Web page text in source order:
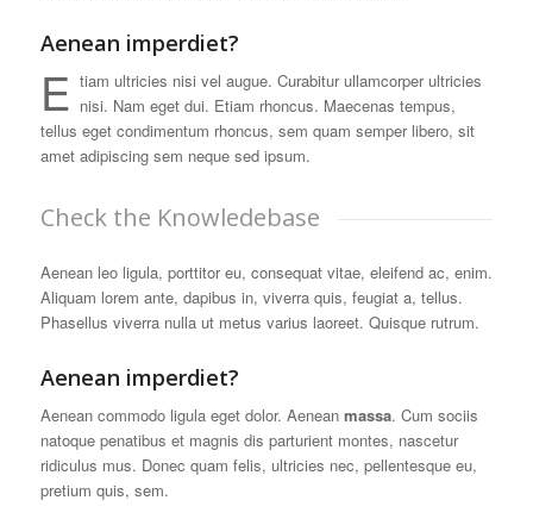
Aenean imperdiet?
E tiam ultricies nisi vel augue. Curabitur ullamcorper ultricies
nisi. Nam eget dui. Etiam rhoncus. Maecenas tempus,
tellus eget condimentum rhoncus, sem quam semper libero, sit
amet adipiscing sem neque sed ipsum.
Check the Knowledebase
Aenean leo ligula, porttitor eu, consequat vitae, eleifend ac, enim.
Aliquam lorem ante, dapibus in, viverra quis, feugiat a, tellus.
Phasellus viverra nulla ut metus varius laoreet. Quisque rutrum.
Aenean imperdiet?
Aenean commodo ligula eget dolor. Aenean massa. Cum sociis
natoque penatibus et magnis dis parturient montes, nascetur
ridiculus mus. Donec quam felis, ultricies nec, pellentesque eu,
pretium quis, sem.